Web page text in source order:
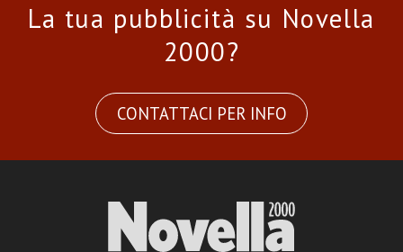
La tua pubblicità su Novella
2000?
CONTATTACI PER INFO